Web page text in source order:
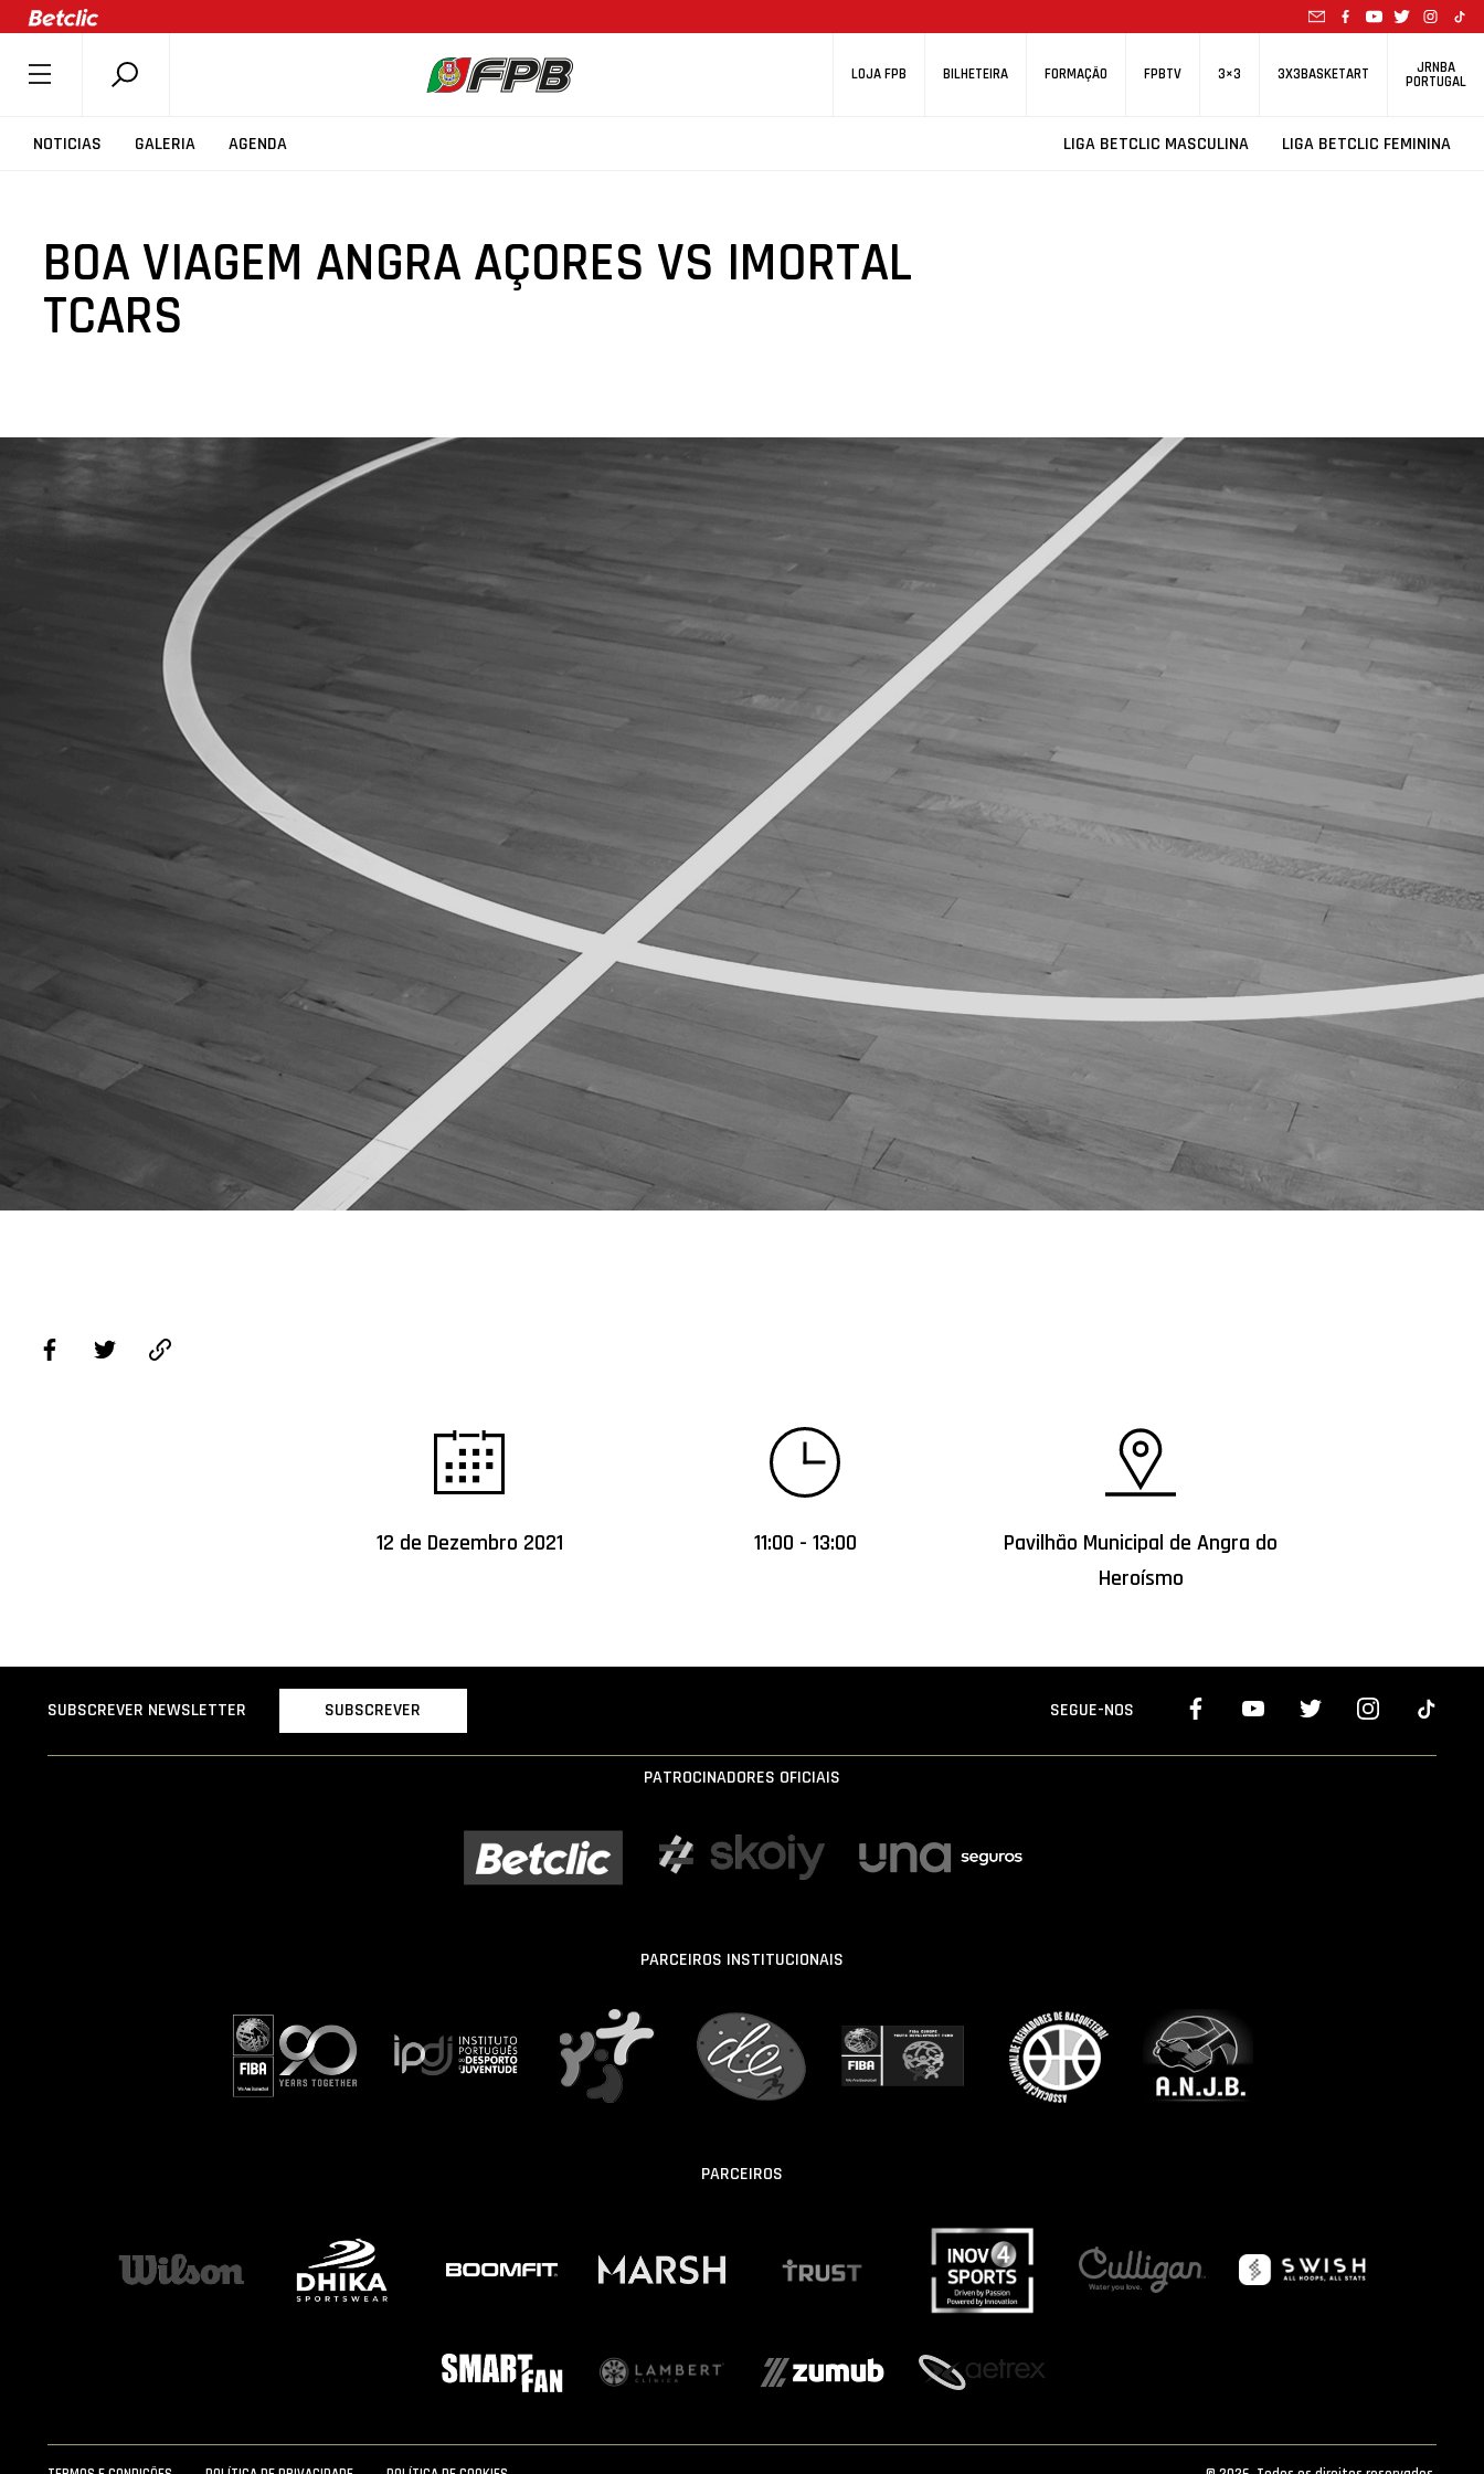
LOJA FPB BILHETEIRA FORMAÇÃO FPBTV 3×3 3X3BASKETART JRNBA
PORTUGAL
NOTICIAS GALERIA AGENDA LIGA BETCLIC MASCULINA LIGA BETCLIC FEMININA
SOBRE A FPB
COMPETIÇÕES
ASSOCIAÇÕES
CLUBES
SELEÇÕES
MINIBASQUETE
ÁREA TÉCNICA
PROJETOS
BOA VIAGEM ANGRA AÇORES VS IMORTAL
TCARS
12 de Dezembro 2021 11:00 - 13:00
Pavilhão Municipal de Angra do
Heroísmo
SUBSCREVER NEWSLETTER SUBSCREVER SEGUE-NOS
PATROCINADORES OFICIAIS
PARCEIROS INSTITUCIONAIS
PARCEIROS